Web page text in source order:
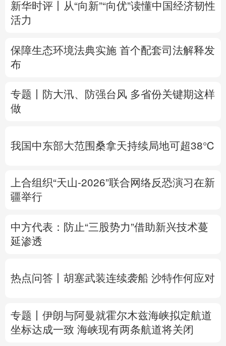
Deutsch
新华时评丨从“向新”“向优”读懂中国经济韧性
活力
保障生态环境法典实施 首个配套司法解释发
布
专题丨
防大汛、防强台风 多省份关键期这样
做
我国中东部大范围桑拿天持续局地可超38℃
上合组织“天山-2026”联合网络反恐演习在新
疆举行
中方代表：防止“三股势力”借助新兴技术蔓
延渗透
热点问答丨胡塞武装连续袭船 沙特作何应对
专题丨 伊朗与阿曼就霍尔木兹海峡拟定航道
坐标达成一致 海峡现有两条航道将关闭